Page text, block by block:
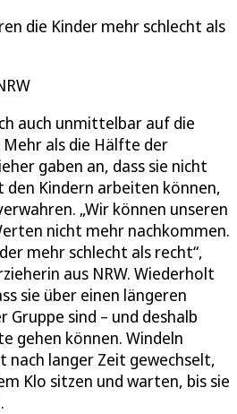
die Kinder mehr schlecht als
auch unmittelbar auf die
als die Hälfte der
gaben an, dass sie nicht
den Kindern arbeiten können,
„Wir können unseren
nicht mehr nachkommen.
mehr schlecht als recht“,
aus NRW. Wiederholt
sie über einen längeren
Gruppe sind – und deshalb
gehen können. Windeln
nach langer Zeit gewechselt,
Klo sitzen und warten, bis sie